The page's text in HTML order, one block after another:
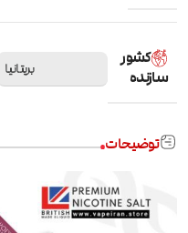
کشور
سازنده
بریتانیا
توضیحات